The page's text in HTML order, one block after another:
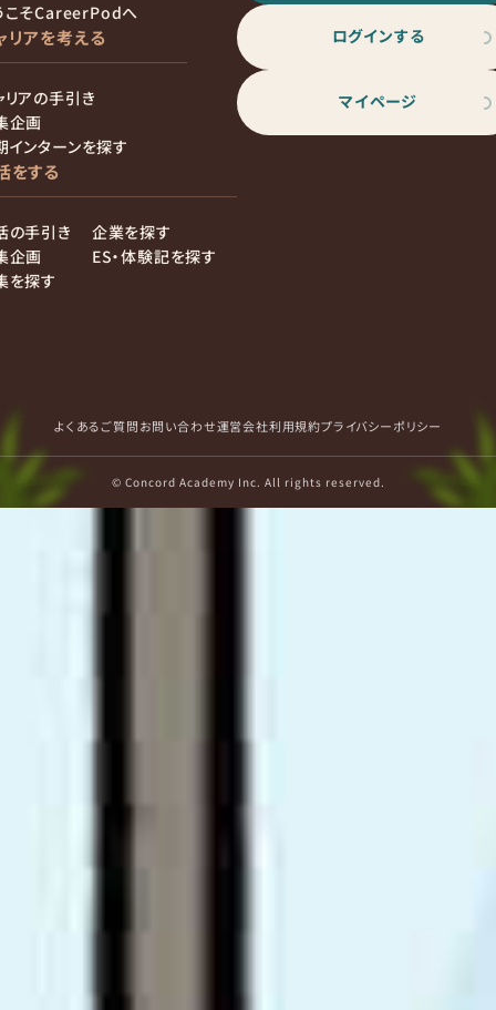
こそCareerPodへ
リアを考える
リアの手引き
企画
インターンを探す
をする
の手引き
企画
を探す
企業を探す
ES・体験記を探す
ログインする
マイページ
よくあるご質問お問い合わせ運営会社利用規約プライバシーポリシー
© Concord Academy Inc. All rights reserved.